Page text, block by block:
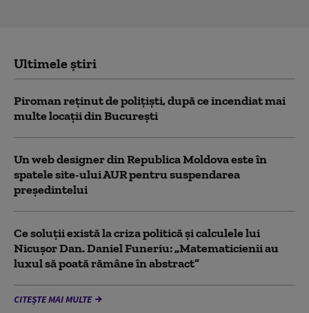
Ultimele știri
Piroman reţinut de poliţişti, după ce incendiat mai
multe locaţii din București
Un web designer din Republica Moldova este în
spatele site-ului AUR pentru suspendarea
președintelui
Ce soluții există la criza politică și calculele lui
Nicușor Dan. Daniel Funeriu: „Matematicienii au
luxul să poată rămâne în abstract”
CITEȘTE MAI MULTE